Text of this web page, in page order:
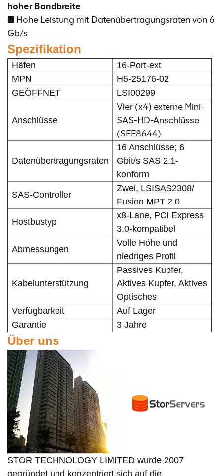
hoher Bandbreite
■ Hohe Leistung mit Datenübertragungsraten von 6
Gb/s
Spezifikation
Häfen
16-Port-ext
MPN
H5-25176-02
GEÖFFNET
LSI00299
Anschlüsse
Vier (x4) externe Mini-
SAS-HD-Anschlüsse
(SFF8644)
Datenübertragungsraten
16 Anschlüsse; 6
Gbit/s SAS 2.1-
konform
SAS-Controller
Zwei, LSISAS2308/
Fusion MPT 2.0
Hostbustyp
x8-Lane, PCI Express
3.0-kompatibel
Abmessungen
Volle Höhe und
niedriges Profil
Kabelunterstützung
Passives Kupfer,
Aktives Kupfer, Aktives
Optisches
Verfügbarkeit
Auf Lager
Garantie
3 Jahre
Über uns
STOR TECHNOLOGY LIMITED wurde 2007
gegründet und konzentriert sich auf die